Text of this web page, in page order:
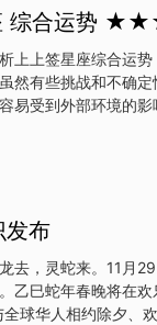
打算。水土六合能
，愿意调整自己的
生转变，心态也将
综合运势
析上上签星座综合
然有些挑战和不确
易受到外部环境的
况将逐渐明朗，困
了情感的波动与深
你有可能在朋友聚
，也有可能对某个
议保持一定的理智，
发布
去，灵蛇来。11月
乙巳蛇年春晚将在
除夕、欢度农历新年。 2025春晚